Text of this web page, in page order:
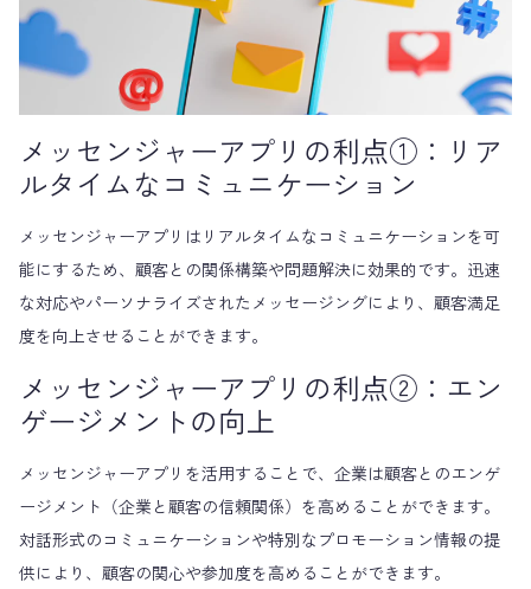
メッセンジャーアプリの利点①：リア
ルタイムなコミュニケーション
メッセンジャーアプリはリアルタイムなコミュニケーションを可
能にするため、顧客との関係構築や問題解決に効果的です。迅速
な対応やパーソナライズされたメッセージングにより、顧客満足
度を向上させることができます。
メッセンジャーアプリの利点②：エン
ゲージメントの向上
メッセンジャーアプリを活用することで、企業は顧客とのエンゲ
ージメント（企業と顧客の信頼関係）を高めることができます。
対話形式のコミュニケーションや特別なプロモーション情報の提
供により、顧客の関心や参加度を高めることができます。